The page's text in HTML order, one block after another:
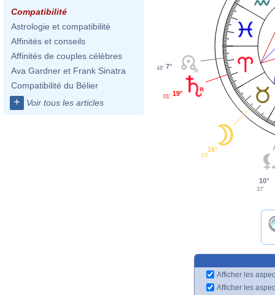
Compatibilité
Astrologie et compatibilité
Affinités et conseils
Affinités de couples célèbres
Ava Gardner et Frank Sinatra
Compatibilité du Bélier
+ Voir tous les articles
7°
48'
19°
01'
16°
03'
10°
37'
Afficher les
Afficher les